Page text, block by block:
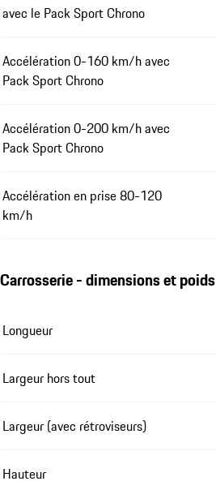
avec le Pack Sport Chrono
Accélération 0-160 km/h avec
Pack Sport Chrono
Accélération 0-200 km/h avec
Pack Sport Chrono
Accélération en prise 80-120
km/h
Carrosserie - dimensions et poids
Longueur
Largeur hors tout
Largeur (avec rétroviseurs)
Hauteur